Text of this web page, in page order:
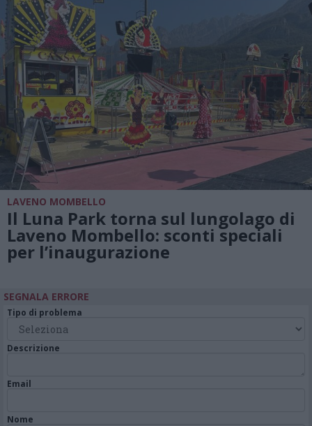
LAVENO MOMBELLO
Il Luna Park torna sul lungolago di
Laveno Mombello: sconti speciali
per l’inaugurazione
SEGNALA ERRORE
Tipo di problema
Descrizione
Email
Nome